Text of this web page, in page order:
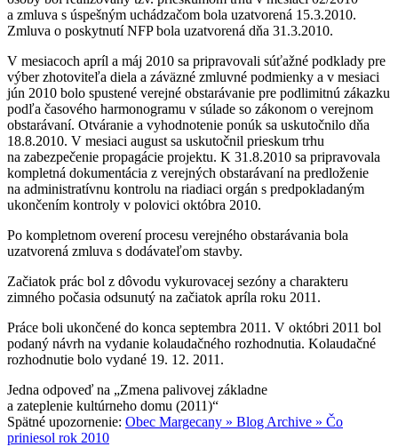
a zmluva s úspešným uchádzačom bola uzatvorená 15.3.2010.
Zmluva o poskytnutí NFP bola uzatvorená dňa 31.3.2010.
V mesiacoch apríl a máj 2010 sa pripravovali súťažné podklady pre
výber zhotoviteľa diela a záväzné zmluvné podmienky a v mesiaci
jún 2010 bolo spustené verejné obstarávanie pre podlimitnú zákazku
podľa časového harmonogramu v súlade so zákonom o verejnom
obstarávaní. Otváranie a vyhodnotenie ponúk sa uskutočnilo dňa
18.8.2010. V mesiaci august sa uskutočnil prieskum trhu
na zabezpečenie propagácie projektu. K 31.8.2010 sa pripravovala
kompletná dokumentácia z verejných obstarávaní na predloženie
na administratívnu kontrolu na riadiaci orgán s predpokladaným
ukončením kontroly v polovici októbra 2010.
Po kompletnom overení procesu verejného obstarávania bola
uzatvorená zmluva s dodávateľom stavby.
Začiatok prác bol z dôvodu vykurovacej sezóny a charakteru
zimného počasia odsunutý na začiatok apríla roku 2011.
Práce boli ukončené do konca septembra 2011. V októbri 2011 bol
podaný návrh na vydanie kolaudačného rozhodnutia. Kolaudačné
rozhodnutie bolo vydané 19. 12. 2011.
Jedna odpoveď na „Zmena palivovej základne
a zateplenie kultúrneho domu (2011)“
Spätné upozornenie: Obec Margecany » Blog Archive » Čo
priniesol rok 2010